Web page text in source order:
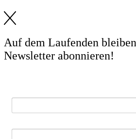
Auf dem Laufenden
Newsletter abonnieren!